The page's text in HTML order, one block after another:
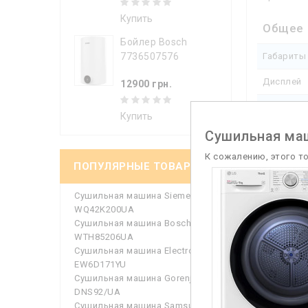
Сушильная
К сожалению, этого
Купить
Бойлер Bosch
7736507576
12900 грн.
Купить
ПОПУЛЯРНЫЕ ТОВАРЫ
Сушильная машина Siemens
WQ42K200UA
Сушильная машина Bosch
WTH85206UA
Сушильная машина Electrolux
EW6D171YU
Сушильная машина Gorenje
DNS92/UA
Сушильная машина Samsung
Общее
Дисплей
Страна-
Кол-во
Контроль